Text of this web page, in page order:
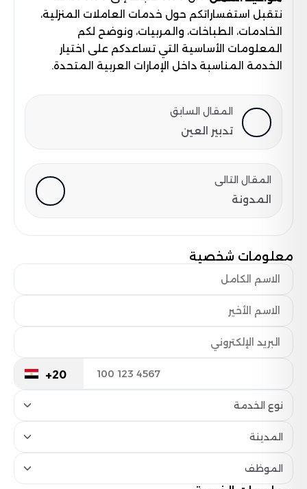
نتقبل استفساراتكم حول خدمات العاملات المنزلية،
الخادمات، الطباخات، والمربيات، ونوضح لكم
المعلومات الأساسية التي تساعدكم على اختيار
الخدمة المناسبة داخل الإمارات العربية المتحدة.
المقال السابق
تدبير العين
المقال التالى
المدونة
معلومات شخصية
+20
نوع الخدمة
المدينة
الموظف